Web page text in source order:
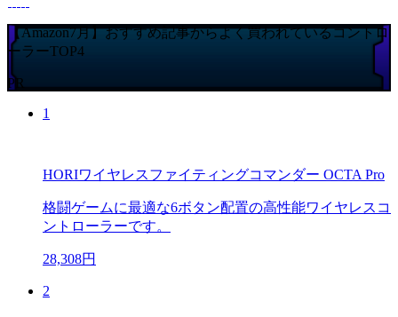
【Amazon7月】おすすめ記事からよく買われているコントロ
ーラーTOP4
PR
1
HORIワイヤレスファイティングコマンダー OCTA Pro
格闘ゲームに最適な6ボタン配置の高性能ワイヤレスコ
ントローラーです。
28,308円
2